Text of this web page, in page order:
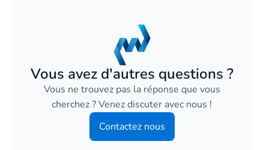
Vous avez d'autres questions ?
Vous ne trouvez pas la réponse que vous
cherchez ? Venez discuter avec nous !
Contactez nous